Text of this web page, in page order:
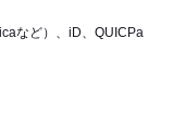
など）、iD、QUICPa